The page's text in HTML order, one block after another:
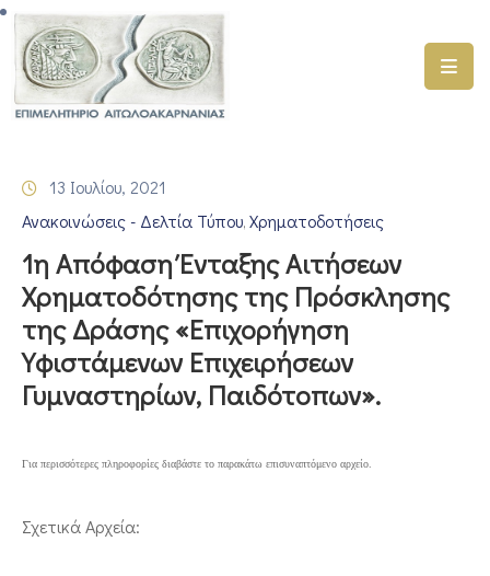
ΑΡΧΙΚΗ
ΓΕΜΗ
–
ΠΡΟΓΡΑΜΜΑΤΑ
ΕΠΙΜΕΛΗΤΗΡΙΟΥ
ΣΥΜΜΕΤΟΧΗ
ΣΕ
ΕΠΙΚΑΙΡΟΤΗΤΑ
ΕΠΙΚΟΙΝΩΝΙΑ
13 Ιουλίου, 2021
Ανακοινώσεις - Δελτία Τύπου‚ Χρηματοδοτήσεις
1η Απόφαση Ένταξης Αιτήσεων
Χρηματοδότησης της Πρόσκλησης
της Δράσης «Επιχορήγηση
Υφιστάμενων Επιχειρήσεων
Γυμναστηρίων, Παιδότοπων».
Για περισσότερες πληροφορίες διαβάστε το παρακάτω επισυναπτόμενο αρχείο.
Σχετικά Αρχεία: